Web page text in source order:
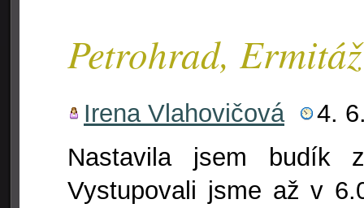
Petrohrad, Ermitáž
Irena Vlahovičová
4.
Nastavila jsem budík
Vystupovali jsme až v